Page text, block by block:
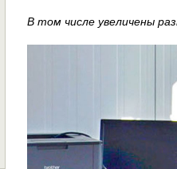
В том числе увеличены